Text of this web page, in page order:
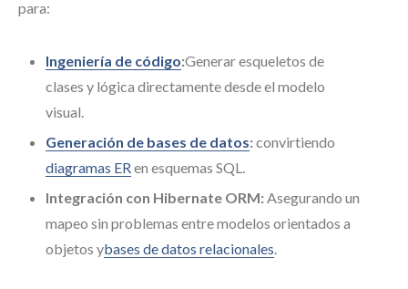
para:
Ingeniería de código:Generar esqueletos de
clases y lógica directamente desde el modelo
visual.
Generación de bases de datos:convirtiendo
diagramas ERen esquemas SQL.
Integración con Hibernate ORM:Asegurando un
mapeo sin problemas entre modelos orientados a
objetos ybases de datos relacionales.